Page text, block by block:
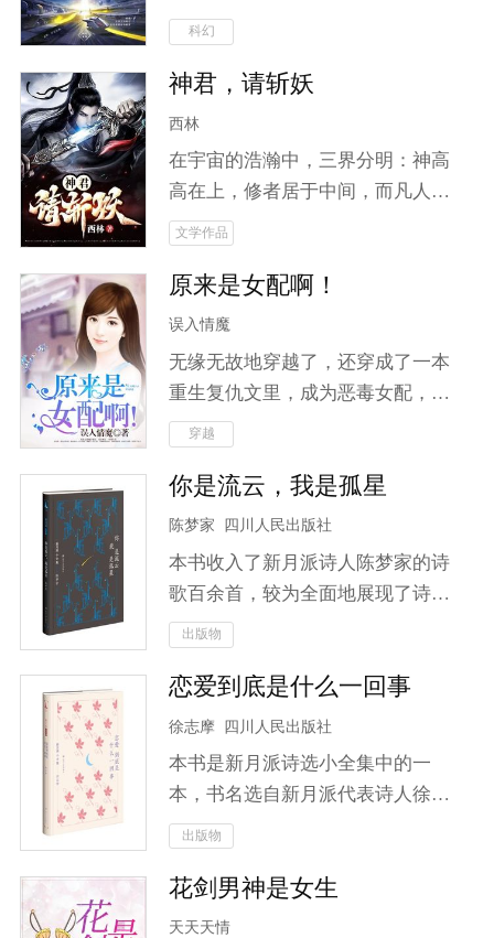
竭尽所能地护她，选择她。被她误
会，他也没有放弃爱她。最后，他
背叛了父亲，成就了她的复仇。身
份揭开的时候，两个人终于互诉爱
意，完成婚约。
毒。 当灿然的恒星耗尽所有能量，
当大地只剩无尽的黑夜，当历史只
剩下罪恶，当惨烈的战火蔓延… 向
着唯一微弱的银河星光祈祷，人们
所向往的光明，何时重现于世。 希
望，究竟在何方。乞求神明的垂
怜？神明又在哪里呢？ 人类是脆弱
的，但同时也是最强大的，灾难中
的屹立不倒，民族的强大凝聚力超
越这世间一个东西。 “情感不是无
用的东西，而是每个人活在世界上
生而为人的证据！这东西看似漏洞
百出，弱得不堪一击，却是在灾难
面前最强大的东西，也是最后拯救
我们的东西！” 不断的羁绊，是人
类最终活下来的勇气。
科幻
神君，请斩妖
西林
在宇宙的浩瀚中，三界分明：神高
高在上，修者居于中间，而凡人却
被遗忘于尘世。随着妖道的崛起，
血雨。城主之子云笙，本是无名之
辈，却因神魂附体而开启了修仙之
杂的关系？当妖魔肆虐、邪修作
乱，为求长生不惜血祭无辜时，云
笙将踏上斩妖除邪之路。在这条险
恶之路上，他不仅要放下世俗羁
绊，更要面对情感与理智之间的抉
择。山海皆可平，但唯有对爱人的
执念让他难以割舍！加入云笙，一
同揭开这场关于信念与剑道、爱恨
与宿命交织的大冒险！
文学作品
原来是女配啊！
误入情魔
无缘无故地穿越了，还穿成了一本
重生复仇文里，成为恶毒女配，面
对重生女主苦苦相逼，神秘男子夺
走清白，迷雾重重的身世，奇葩的
娃娃亲，纪如雪只觉得，真是哔了
狗了！本想安安静静地做一个妖艳
不饶地踩着踩着我上位，那就别怪
我女配翻身了！就算做一个反派，
我也要做一个活到最后的反派！且
看她如何揭穿白莲花伪善的面孔，
与猪脚光环斗智斗勇……只是，这
个男人是谁？怎么哪里都用你！给
你一把瓜子到别处嗑去，走开！
穿越
你是流云，我是孤星
陈梦家 四川人民出版社
本书收入了新月派诗人陈梦家的诗
歌百余首，较为全面地展现了诗人
的诗歌风貌。陈梦家的诗歌多为抒
写个人心理感受，小巧精致；也时
有哀时伤物之感，意味深长。
出版物
恋爱到底是什么一回事
徐志摩 四川人民出版社
本书是新月派诗选小全集中的一
本，书名选自新月派代表诗人徐志
摩的一首诗，收入了徐志摩创作
《猛虎集》《云游》四部诗集中的
所有诗歌，完整呈现了诗人的诗歌
出版物
花剑男神是女生
天天天情